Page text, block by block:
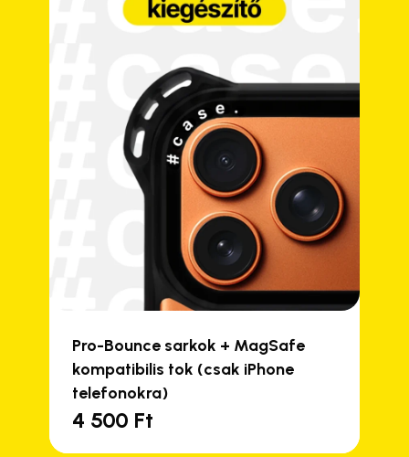
Pro-Bounce sarkok + MagSafe
kompatibilis tok (csak iPhone
telefonokra)
4 500 Ft